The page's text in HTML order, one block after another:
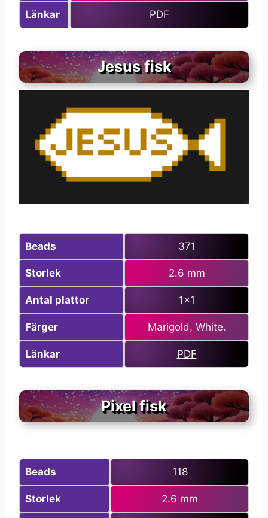
Länkar PDF
Jesus fisk
Beads 371
Storlek 2.6 mm
Antal plattor 1×1
Färger Marigold, White.
Länkar PDF
Pixel fisk
Beads 118
Storlek 2.6 mm